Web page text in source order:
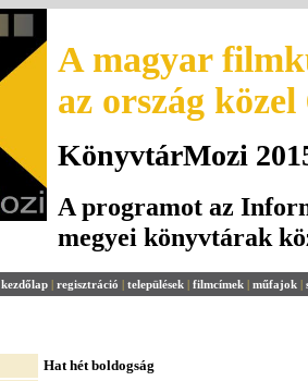
A magyar
az ország
KönyvtárMozi
A programot az
megyei könyvtárak
kezdőlap | regisztráció | települések | filmcímek | műfajok |
Hat hét boldogság